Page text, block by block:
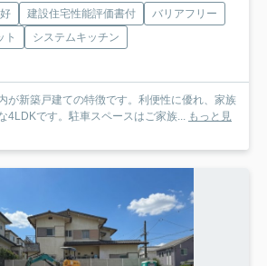
建設住宅性能評価書付
バリアフリー
ト
システムキッチン
が新築戸建ての特徴です。利便性に優れ、家族
4LDKです。駐車スペースはご家族... もっと見